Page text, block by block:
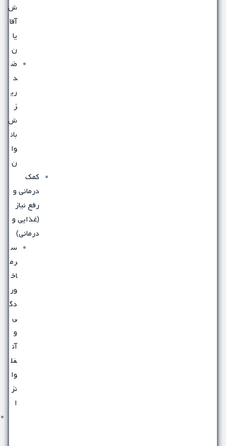
ش
آقا
یا
ن
ض
د
ری
ز
ش
بان
وا
ن
کمک
درمانی و
رفع نیاز
(غذایی و
درمانی)
س
رم
اخ
ور
دگ
ی
و
آن
فل
وا
نز
ا